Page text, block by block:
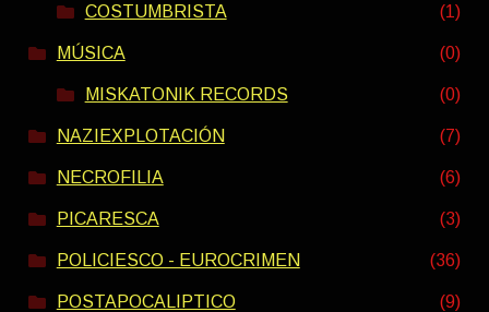
COSTUMBRISTA (1)
MÚSICA (0)
MISKATONIK RECORDS (0)
NAZIEXPLOTACIÓN (7)
NECROFILIA (6)
PICARESCA (3)
POLICIESCO - EUROCRIMEN (36)
POSTAPOCALIPTICO (9)